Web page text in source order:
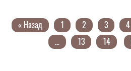
« Назад 1 2 3 4
...
13 14